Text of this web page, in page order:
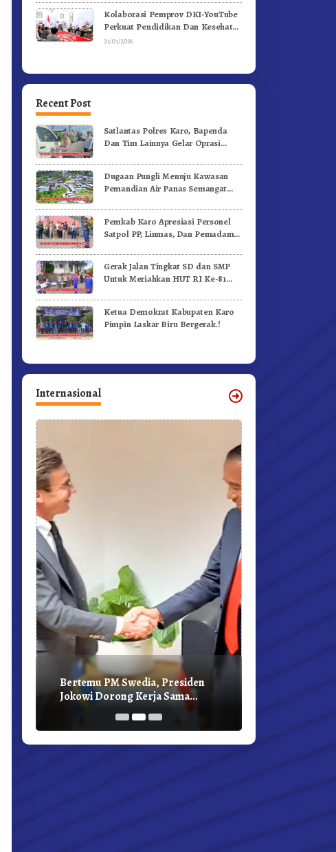
Kolaborasi Pemprov DKI-YouTube
Perkuat Pendidikan Dan Kesehatan
Mental
31/01/2026
Recent Post
Satlantas Polres Karo, Bapenda
Dan Tim Lainnya Gelar Oprasi
Dugaan Pungli Menuju Kawasan
Pemandian Air Panas Semangat
Videokan!
Pemkab Karo Apresiasi Personel
Satpol PP, Linmas, Dan Pemadam
Gerak Jalan Tingkat SD dan SMP
Untuk Meriahkan HUT RI Ke-81
Ketua Demokrat Kabupaten Karo
Pimpin Laskar Biru Bergerak.!
Internasional
Bertemu PM Swedia, Presiden
Jokowi Dorong Kerja Sama
Pembangunan Hijau